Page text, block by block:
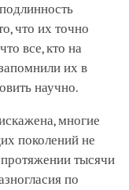
что их точно
все, кто на
их в
научно.
многие
поколений не
тысячи
по